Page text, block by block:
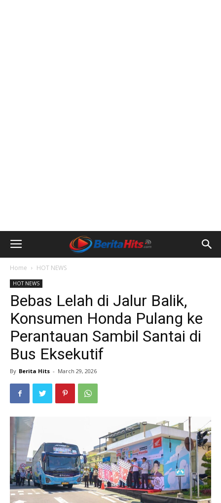
Home HOT NEWS
HOT NEWS
Bebas Lelah di Jalur Balik,
Konsumen Honda Pulang ke
Perantauan Sambil Santai di
Bus Eksekutif
By Berita Hits - March 29, 2026